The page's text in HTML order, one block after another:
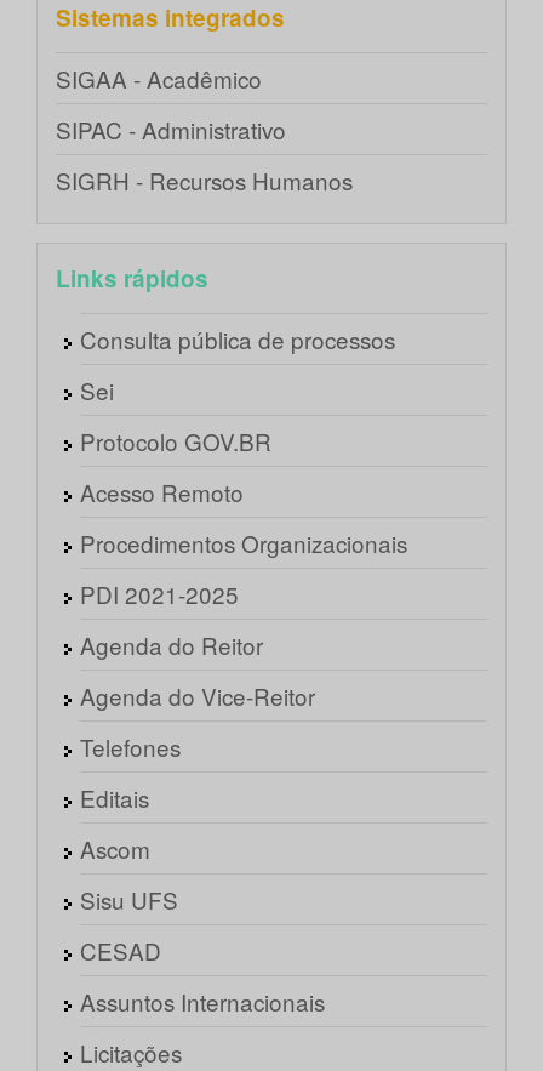
Sistemas integrados
SIGAA - Acadêmico
SIPAC - Administrativo
SIGRH - Recursos Humanos
Links rápidos
Consulta pública de processos
Sei
Protocolo GOV.BR
Acesso Remoto
Procedimentos Organizacionais
PDI 2021-2025
Agenda do Reitor
Agenda do Vice-Reitor
Telefones
Editais
Ascom
Sisu UFS
CESAD
Assuntos Internacionais
Licitações